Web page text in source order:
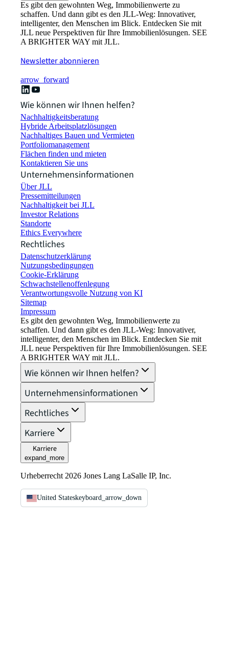
Es gibt den gewohnten Weg, Immobilienwerte zu
schaffen. Und dann gibt es den JLL-Weg: Innovativer,
intelligenter, den Menschen im Blick. Entdecken Sie mit
JLL neue Perspektiven für Ihre Immobilienlösungen. SEE
A BRIGHTER WAY mit JLL.
Newsletter abonnieren
arrow_forward
Wie können wir Ihnen helfen?
Nachhaltigkeitsberatung
Hybride Arbeitsplatzlösungen
Nachhaltiges Bauen und Vermieten
Portfoliomanagement
Flächen finden und mieten
Kontaktieren Sie uns
Unternehmensinformationen
Über JLL
Pressemitteilungen
Nachhaltigkeit bei JLL
Investor Relations
Standorte
Ethics Everywhere
Rechtliches
Datenschutzerklärung
Nutzungsbedingungen
Cookie-Erklärung
Schwachstellenoffenlegung
Verantwortungsvolle Nutzung von KI
Sitemap
Impressum​
Es gibt den gewohnten Weg, Immobilienwerte zu
schaffen. Und dann gibt es den JLL-Weg: Innovativer,
intelligenter, den Menschen im Blick. Entdecken Sie mit
JLL neue Perspektiven für Ihre Immobilienlösungen. SEE
A BRIGHTER WAY mit JLL.
Wie können wir Ihnen helfen?
Unternehmensinformationen
Rechtliches
Karriere
Karriere
expand_more
Urheberrecht 2026 Jones Lang LaSalle IP, Inc.
United Stateskeyboard_arrow_down